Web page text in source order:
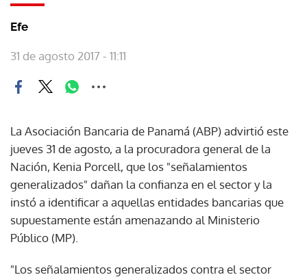
Efe
31 de agosto 2017 - 11:11
La Asociación Bancaria de Panamá (ABP) advirtió este
jueves 31 de agosto, a la procuradora general de la
Nación, Kenia Porcell, que los "señalamientos
generalizados" dañan la confianza en el sector y la
instó a identificar a aquellas entidades bancarias que
supuestamente están amenazando al Ministerio
Público (MP).
"Los señalamientos generalizados contra el sector